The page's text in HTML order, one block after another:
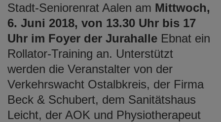
Stadt-Seniorenrat Aalen am Mittwoch,
6. Juni 2018, von 13.30 Uhr bis 17
Uhr im Foyer der Jurahalle Ebnat ein
Rollator-Training an. Unterstützt
werden die Veranstalter von der
Verkehrswacht Ostalbkreis, der Firma
Beck & Schubert, dem Sanitätshaus
Leicht, der AOK und Physiotherapeut